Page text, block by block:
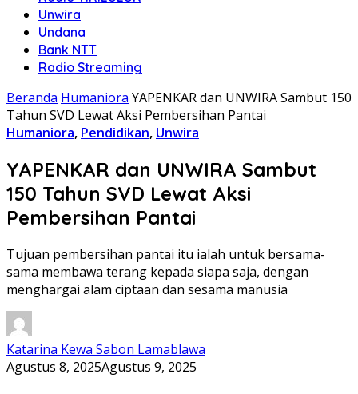
Unwira
Undana
Bank NTT
Radio Streaming
Beranda Humaniora YAPENKAR dan UNWIRA Sambut 150
Tahun SVD Lewat Aksi Pembersihan Pantai
Humaniora, Pendidikan, Unwira
YAPENKAR dan UNWIRA Sambut
150 Tahun SVD Lewat Aksi
Pembersihan Pantai
Tujuan pembersihan pantai itu ialah untuk bersama-
sama membawa terang kepada siapa saja, dengan
menghargai alam ciptaan dan sesama manusia
Katarina Kewa Sabon Lamablawa
Agustus 8, 2025Agustus 9, 2025